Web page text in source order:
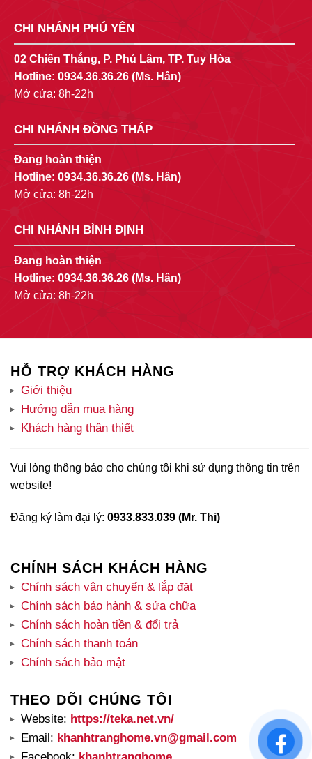
CHI NHÁNH PHÚ YÊN
02 Chiến Thắng, P. Phú Lâm, TP. Tuy Hòa
Hotline: 0934.36.36.26 (Ms. Hân)
Mở cửa: 8h-22h
CHI NHÁNH ĐỒNG THÁP
Đang hoàn thiện
Hotline: 0934.36.36.26 (Ms. Hân)
Mở cửa: 8h-22h
CHI NHÁNH BÌNH ĐỊNH
Đang hoàn thiện
Hotline: 0934.36.36.26 (Ms. Hân)
Mở cửa: 8h-22h
HỖ TRỢ KHÁCH HÀNG
Giới thiệu
Hướng dẫn mua hàng
Khách hàng thân thiết
Vui lòng thông báo cho chúng tôi khi sử dụng thông tin trên
website!
Đăng ký làm đại lý: 0933.833.039 (Mr. Thi)
CHÍNH SÁCH KHÁCH HÀNG
Chính sách vận chuyển & lắp đặt
Chính sách bảo hành & sửa chữa
Chính sách hoàn tiền & đổi trả
Chính sách thanh toán
Chính sách bảo mật
THEO DÕI CHÚNG TÔI
Website: https://teka.net.vn/
Email: khanhtranghome.vn@gmail.com